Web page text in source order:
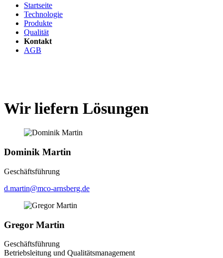
Startseite
Technologie
Produkte
Qualität
Kontakt
AGB
Wir liefern Lösungen
Dominik Martin
Geschäftsführung
d.martin@mco-arnsberg.de
Gregor Martin
Geschäftsführung
Betriebsleitung und Qualitätsmanagement